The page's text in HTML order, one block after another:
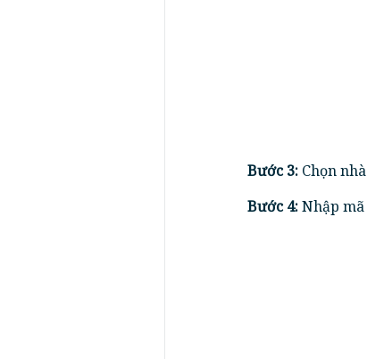
Bước 3: Chọn
Bước 4:Nhập